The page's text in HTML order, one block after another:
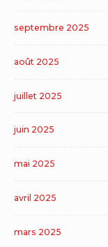
septembre 2025
août 2025
juillet 2025
juin 2025
mai 2025
avril 2025
mars 2025